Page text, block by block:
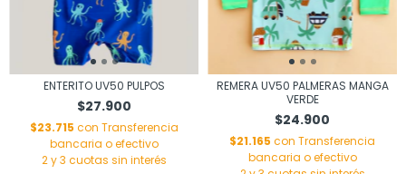
ENTERITO UV50 PULPOS
$27.900
$23.715 con Transferencia
bancaria o efectivo
REMERA UV50 PALMERAS MANGA
VERDE
$24.900
$21.165 con Transferencia
bancaria o efectivo